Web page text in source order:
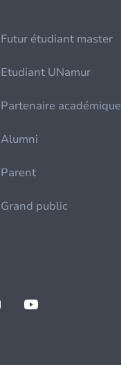
Futur étudiant master
Etudiant UNamur
Partenaire académique
Alumni
Parent
Grand public